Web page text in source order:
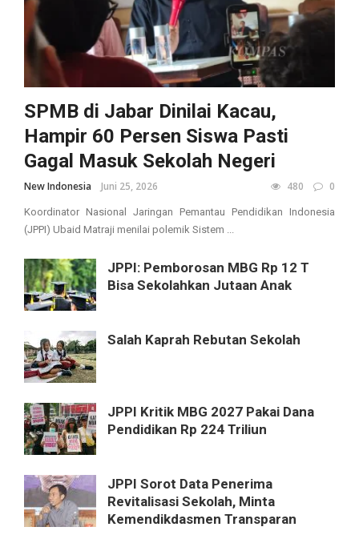
SPMB di Jabar Dinilai Kacau,
Hampir 60 Persen Siswa Pasti
Gagal Masuk Sekolah Negeri
New Indonesia Juni 25, 2026 480 0
Koordinator Nasional Jaringan Pemantau Pendidikan Indonesia
(JPPI) Ubaid Matraji menilai polemik Sistem ...
JPPI: Pemborosan MBG Rp 12 T
Bisa Sekolahkan Jutaan Anak
Salah Kaprah Rebutan Sekolah
JPPI Kritik MBG 2027 Pakai Dana
Pendidikan Rp 224 Triliun
JPPI Sorot Data Penerima
Revitalisasi Sekolah, Minta
Kemendikdasmen Transparan